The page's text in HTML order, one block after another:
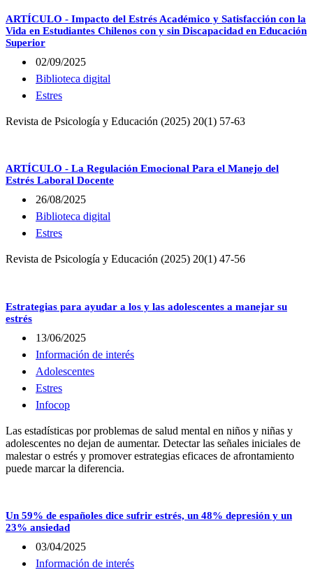
ARTÍCULO - Impacto del Estrés Académico y Satisfacción con la
Vida en Estudiantes Chilenos con y sin Discapacidad en Educación
Superior
02/09/2025
Biblioteca digital
Estres
Revista de Psicología y Educación (2025) 20(1) 57-63
ARTÍCULO - La Regulación Emocional Para el Manejo del
Estrés Laboral Docente
26/08/2025
Biblioteca digital
Estres
Revista de Psicología y Educación (2025) 20(1) 47-56
Estrategias para ayudar a los y las adolescentes a manejar su
estrés
13/06/2025
Información de interés
Adolescentes
Estres
Infocop
Las estadísticas por problemas de salud mental en niños y niñas y
adolescentes no dejan de aumentar. Detectar las señales iniciales de
malestar o estrés y promover estrategias eficaces de afrontamiento
puede marcar la diferencia.
Un 59% de españoles dice sufrir estrés, un 48% depresión y un
23% ansiedad
03/04/2025
Información de interés